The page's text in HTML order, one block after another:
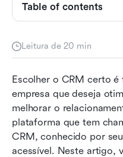
Leitura de 20 min
Escolher o CRM certo
empresa que deseja
melhorar o
plataforma que tem
CRM, conhecido por
acessível. Neste artigo,
Table of contents
Principais pontos:
O que é o Nimble?
Plano de preços do
O que escolher ao
de CRM